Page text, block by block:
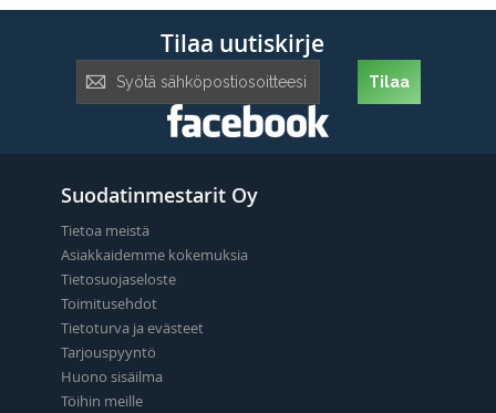
Tilaa uutiskirje
uutiskirje:
Tilaa
Suodatinmestarit Oy
Tietoa meistä
Asiakkaidemme kokemuksia
Tietosuojaseloste
Toimitusehdot
Tietoturva ja evästeet
Tarjouspyyntö
Huono sisäilma
Töihin meille